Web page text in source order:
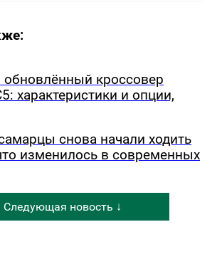
обновлённый кроссовер
характеристики и опции,
снова начали ходить
изменилось в современных
Следующая новость ↓